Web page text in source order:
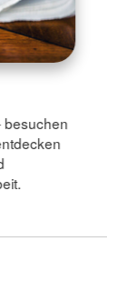
besuchen